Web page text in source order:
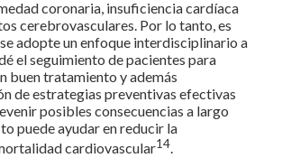
coronaria, insuficiencia cardíaca
cerebrovasculares. Por lo tanto, es
adopte un enfoque interdisciplinario a
el seguimiento de pacientes para
buen tratamiento y además
de estrategias preventivas efectivas
posibles consecuencias a largo
puede ayudar en reducir la
cardiovascular14.